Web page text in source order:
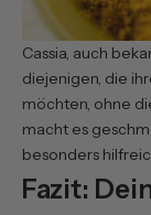
Cassia, auch
diejenigen, die
möchten, ohne
macht es
besonders
Fazit: